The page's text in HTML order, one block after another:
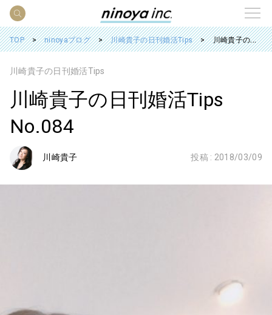
TOP ninoyaブログ 川崎貴子の日刊婚活Tips 川崎貴子の日刊婚活Tips No.084
川崎貴子の日刊婚活Tips
川崎貴子の日刊婚活Tips
No.084
川崎貴子 投稿 : 2018/03/09